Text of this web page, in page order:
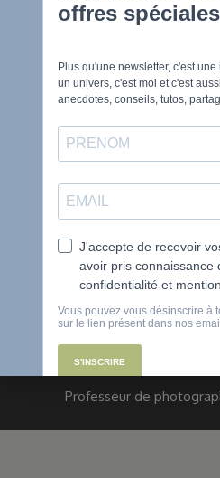
Plus de 10 ans d'expérience
Dîplome de
Professeur de